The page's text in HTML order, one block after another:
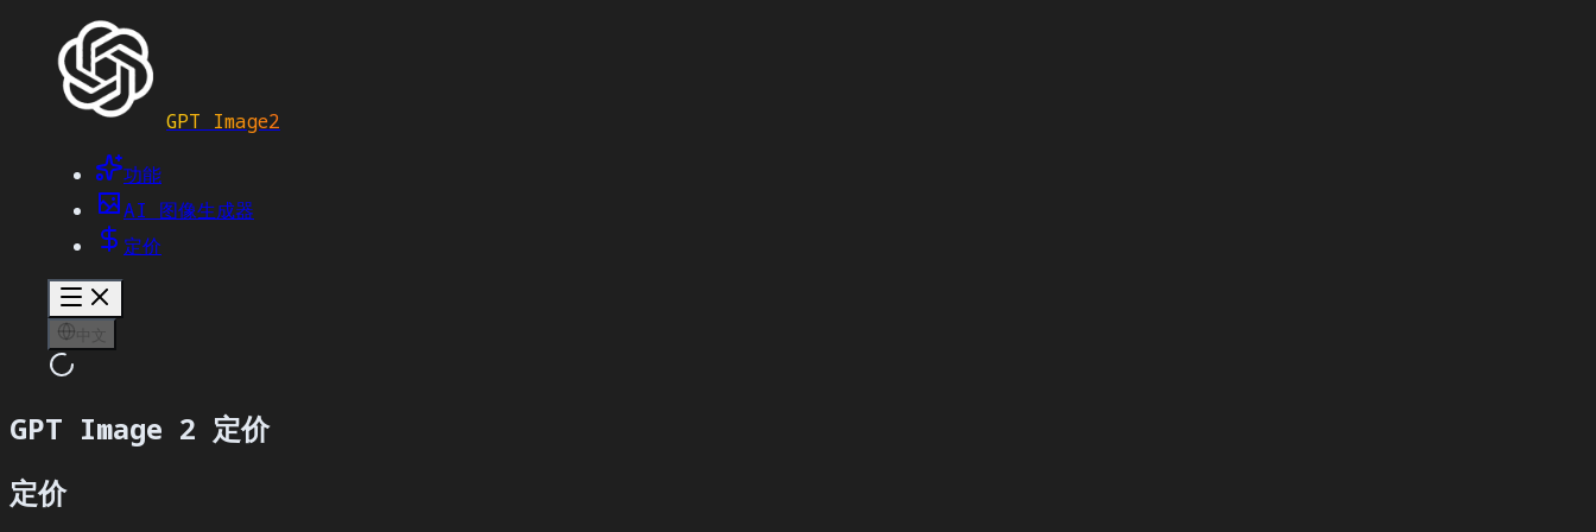
GPT Image2
功能
AI 图像生成器
定价
中文
GPT Image 2 定价
定价